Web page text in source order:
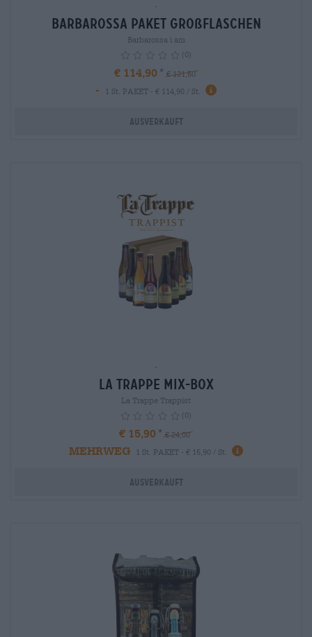
-
Barbarossa Paket Großflaschen
Barbarossa i am
(0)
€ 114,90 € 131,50
- 1 St. PAKET - € 114,90 / St. info
Ausverkauft
-
La Trappe Mix-Box
La Trappe Trappist
(0)
€ 15,90 € 24,00
MEHRWEG 1 St. PAKET - € 15,90 / St. info
Ausverkauft